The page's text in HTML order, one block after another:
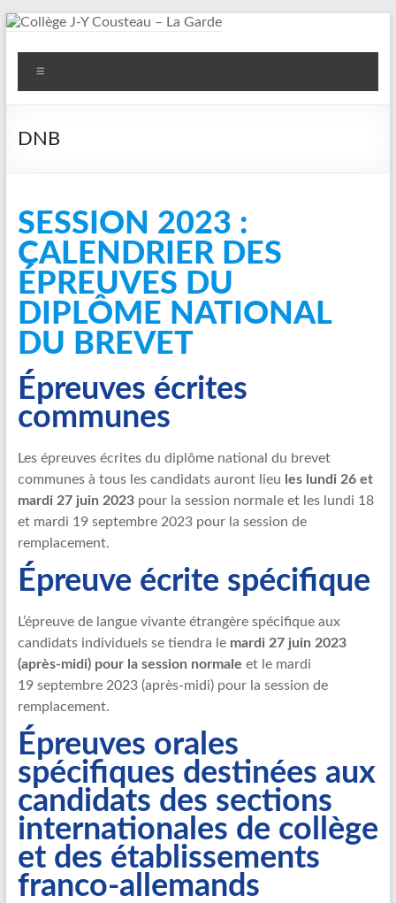
Aller
contenu
Collège
J-
Y
La
Garde
DNB
SESSION 2023 :
CALENDRIER DES
ÉPREUVES DU
DIPLÔME NATIONAL
DU BREVET
Épreuves écrites
communes
Les épreuves écrites du diplôme national du brevet
communes à tous les candidats auront lieu les lundi 26 et
mardi 27 juin 2023pour la session normale et les lundi 18
et mardi 19 septembre 2023 pour la session de
remplacement.
Épreuve écrite spécifique
L’épreuve de langue vivante étrangère spécifique aux
candidats individuels se tiendra le mardi 27 juin 2023
(après-midi) pour la session normale et le mardi
19 septembre 2023 (après-midi) pour la session de
remplacement.
Épreuves orales
spécifiques destinées aux
candidats des sections
internationales de collège
et des établissements
franco-allemands